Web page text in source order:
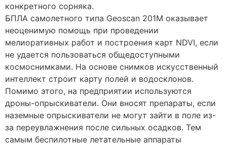
конкретного сорняка.
БПЛА самолетного типа Geoscan 201M оказывает
неоценимую помощь при проведении
мелиоративных работ и построения карт NDVI, если
не удается пользоваться общедоступными
космоснимками. На основе снимков искусственный
интеллект строит карту полей и водосклонов.
Помимо этого, на предприятии используются
дроны-опрыскиватели. Они вносят препараты, если
наземные опрыскиватели не могут зайти в поле из-
за переувлажнения после сильных осадков. Тем
самым беспилотные летательные аппараты